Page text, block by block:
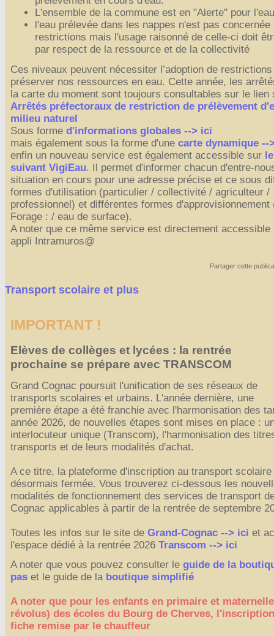
Affiches 2023-2024
Affiches 2024-2025
L'ensemble de la commune est en "Alerte" pour
l'eau prélevée dans les nappes n'est pas concernée
restrictions mais l'usage raisonné de celle-ci doit
par respect de la ressource et de la collectivité
Ces niveaux peuvent nécessiter l’adoption de
préserver nos ressources en eau. Cette année, les
la carte du moment sont toujours consultables sur le lien
Arrêtés préfectoraux de restriction de prélèvement
milieu naturel
Sous forme d'informations globales --> ici
mais également sous la forme d'une carte dynamique --
enfin un nouveau service est également accessible sur
suivant VigiEau. Il permet d'informer chacun d'entre-
situation en cours pour une adresse précise et ce sous
formes d'utilisation (particulier / collectivité / agriculteur /
professionnel) et différentes formes d'approvisionnement
Forage : / eau de surface).
A noter que ce même service est directement accessible
appli Intramuros@
Partager cette
Transport scolaire et plus
IMPORTANT !
Elèves de collèges et lycées : la rentrée
prochaine se prépare avec TRANSCOM
Grand Cognac poursuit l'unification de ses réseaux de
transports scolaires et urbains. L'année dernière, une
première étape a été franchie avec l'harmonisation des
année 2026, de nouvelles étapes sont mises en place :
interlocuteur unique (Transcom), l'harmonisation des
transports et de leurs modalités d'achat.
A ce titre, la plateforme d'inscription au transport
désormais fermée. Vous trouverez ci-dessous les
modalités de fonctionnement des services de transport
Cognac applicables à partir de la rentrée de septembre
Toutes les infos sur le site de Grand-Cognac --> ici et
l'espace dédié à la rentrée 2026 Transcom --> ici
A noter que vous pouvez consulter le guide de la
pas et le guide de la boutique simplifié
A noter que pour les enfants en primaire et
révolus) des écoles du Bourg de Cherves,
fiche remise par le chauffeur